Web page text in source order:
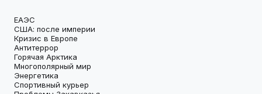
ЕАЭС
США: после империи
Кризис в Европе
Антитеррор
Горячая Арктика
Многополярный мир
Энергетика
Спортивный курьер